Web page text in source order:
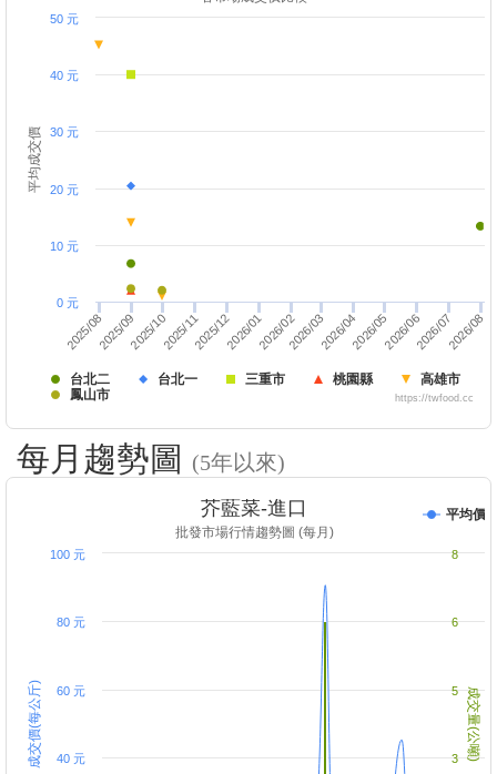
平均成交價
台北二 台北一 三重市 桃園縣
高雄市
鳳山市
2025/082025/092025/102025/112025/122026/012026/022026/032026/042026/052026/062026/072026/08
0 元
10 元
20 元
30 元
40 元
50 元
https://twfood.cc
每月趨勢圖 (5年以來)
成交價(每公斤) 成交量(公噸)
芥藍菜-進口
批發市場行情趨勢圖 (每月)
平均價
40 元
60 元
80 元
100 元
3
5
6
8